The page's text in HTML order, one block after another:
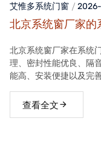
艾惟多系统门窗
北京系统窗厂家的
北京系统窗厂家在系统
理、密封性能优良、隔
能高、安装便捷以及完
查看全文